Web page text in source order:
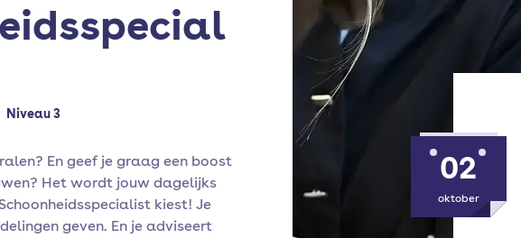
Niveau 3
En geef je graag een boost
Het wordt jouw dagelijks
kiest! Je
geven. En je adviseert
02
oktober